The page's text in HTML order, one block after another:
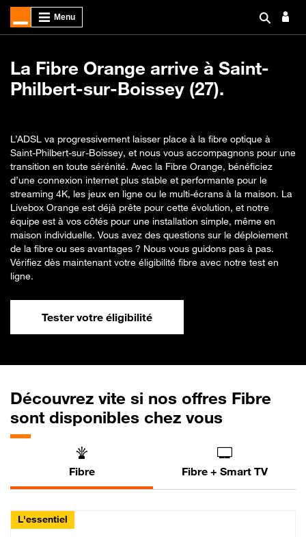
La Fibre Orange arrive à Saint-
Philbert-sur-Boissey (27).
L’ADSL va progressivement laisser place à la fibre optique à
Saint-Philbert-sur-Boissey, et nous vous accompagnons pour une
transition en toute sérénité. Avec la Fibre Orange, bénéficiez
d’une connexion internet plus stable et performante pour le
streaming 4K, les jeux en ligne ou le multi-écrans à la maison. La
Livebox Orange est déjà prête pour cette évolution, et notre
équipe est à vos côtés pour une installation simple, même en
maison individuelle. Vous avez des questions sur le déploiement
de la fibre ou ses avantages ? Nous vous guidons pas à pas.
Vérifiez dès maintenant votre éligibilité fibre avec notre test en
ligne.
Tester votre éligibilité
Découvrez vite si nos offres Fibre
sont disponibles chez vous
Fibre Fibre + Smart TV
L'essentiel